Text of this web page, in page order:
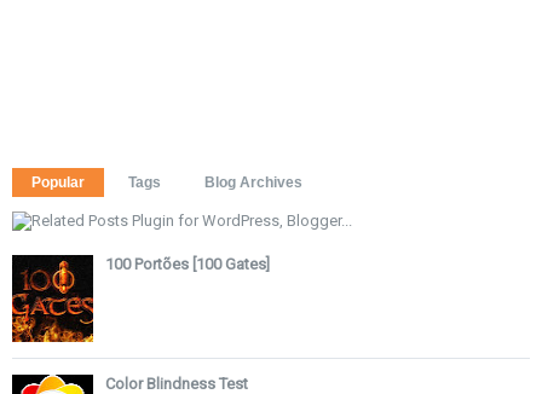
Popular Tags Blog Archives
100 Portões [100 Gates]
Color Blindness Test